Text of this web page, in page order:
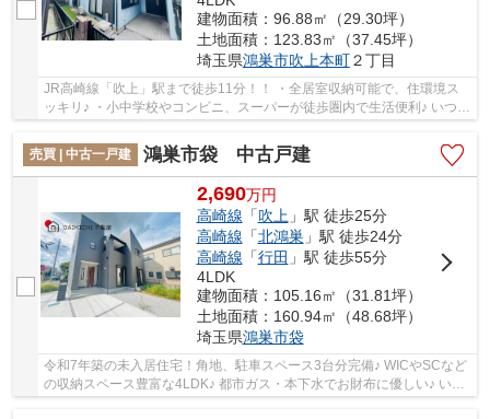
建物面積：96.88㎡（29.30坪）
土地面積：123.83㎡（37.45坪）
埼玉県鴻巣市吹上本町２丁目
JR高崎線「吹上」駅まで徒歩11分！！ ・全居室収納可能で、住環境ス
ッキリ♪ ・小中学校やコンビニ、スーパーが徒歩圏内で生活便利♪ いつで
売買 | 中古一戸建
鴻巣市袋 中古戸建
2,690万円
高崎線 「吹上 」駅 徒歩25分
高崎線 「北鴻巣 」駅 徒歩24分
高崎線 「行田 」駅 徒歩55分
4LDK
建物面積：105.16㎡（31.81坪）
土地面積：160.94㎡（48.68坪）
埼玉県鴻巣市袋
令和7年築の未入居住宅！角地、駐車スペース3台分完備♪ WICやSCなど
の収納スペース豊富な4LDK♪ 都市ガス・本下水でお財布に優しい♪ いつ
でもお気軽にお声がけください♪ 駅からの送迎...